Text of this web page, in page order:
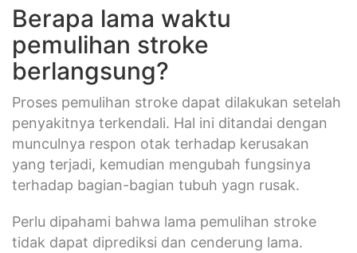
Berapa lama waktu
pemulihan stroke
berlangsung?
Proses pemulihan stroke dapat dilakukan setelah
penyakitnya terkendali. Hal ini ditandai dengan
munculnya respon otak terhadap kerusakan
yang terjadi, kemudian mengubah fungsinya
terhadap bagian-bagian tubuh yagn rusak.
Perlu dipahami bahwa lama pemulihan stroke
tidak dapat diprediksi dan cenderung lama.